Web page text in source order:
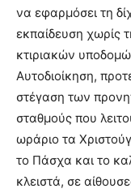
να εφαρμόσει τη
εκπαίδευση χωρίς
κτιριακών
Αυτοδιοίκηση,
στέγαση των
σταθμούς που
ωράριο τα
το Πάσχα και το
κλειστά, σε